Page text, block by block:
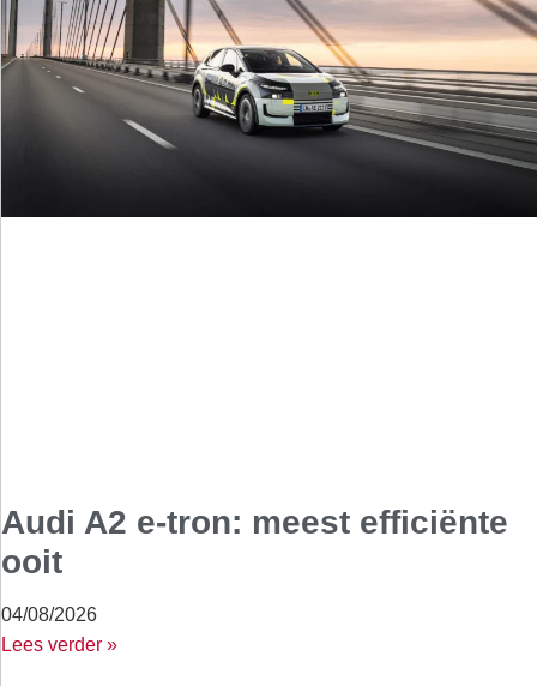
Audi A2 e-tron: meest efficiënte
ooit
04/08/2026
Lees verder »